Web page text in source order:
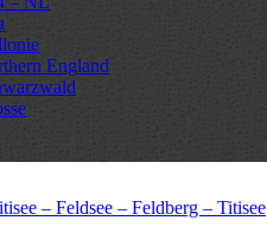
England
– Feldsee – Feldberg – Titisee